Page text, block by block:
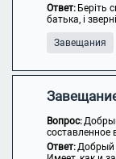
Ответ: Беріть
батька, і
Завещания
Вопрос:
составленное
Ответ:Добрый